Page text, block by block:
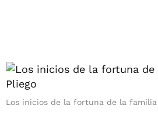
Los inicios de la fortuna de la familia